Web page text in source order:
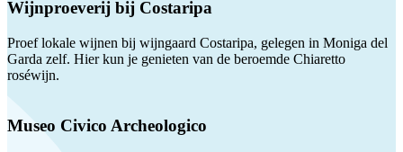
Wijnproeverij bij Costaripa
Proef lokale wijnen bij wijngaard Costaripa, gelegen in Moniga del
Garda zelf. Hier kun je genieten van de beroemde Chiaretto
roséwijn.
Museo Civico Archeologico